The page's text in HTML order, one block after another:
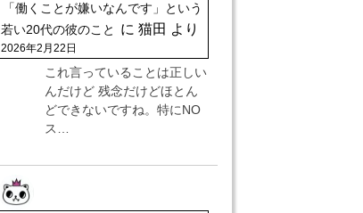
「働くことが嫌いなんです」という
若い20代の彼のこと
に 猫田 より
2026年2月22日
これ言っていることは正しい
んだけど 残念だけどほとん
どできないですね。特にNO
ス…